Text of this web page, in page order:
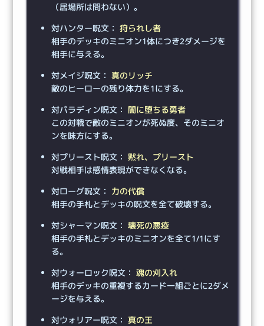
（居場所は問わない）。
対ハンター呪文： 狩られし者
相手のデッキのミニオン1体につき2ダメージを
相手に与える。
対メイジ呪文： 真のリッチ
敵のヒーローの残り体力を1にする。
対パラディン呪文： 闇に堕ちる勇者
この対戦で敵のミニオンが死ぬ度、そのミニオ
ンを味方にする。
対プリースト呪文： 黙れ、プリースト
対戦相手は感情表現ができなくなる。
対ローグ呪文： 力の代償
相手の手札とデッキの呪文を全て破壊する。
対シャーマン呪文： 壊死の悪疫
相手の手札とデッキのミニオンを全て1/1にす
る。
対ウォーロック呪文： 魂の刈入れ
相手のデッキの重複するカード一組ごとに2ダメ
ージを与える。
対ウォリアー呪文： 真の王